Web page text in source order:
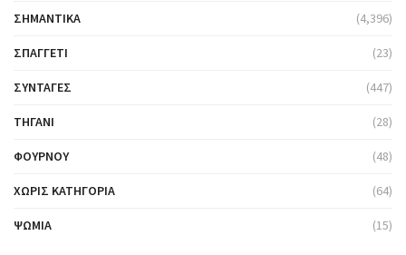
ΣΗΜΑΝΤΙΚΆ (4,396)
ΣΠΑΓΓΈΤΙ (23)
ΣΥΝΤΑΓΈΣ (447)
ΤΗΓΆΝΙ (28)
ΦΟΎΡΝΟΥ (48)
ΧΩΡΊΣ ΚΑΤΗΓΟΡΊΑ (64)
ΨΩΜΙΆ (15)